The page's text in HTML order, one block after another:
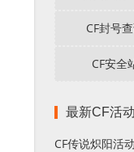
CF封号
CF安全
最新CF活动
CF传说炽阳活